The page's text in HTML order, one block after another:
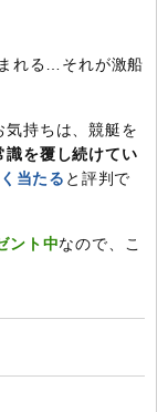
れる…それが激船
気持ちは、競艇を
識を覆し続けてい
当たる と評判で
ント中なので、こ